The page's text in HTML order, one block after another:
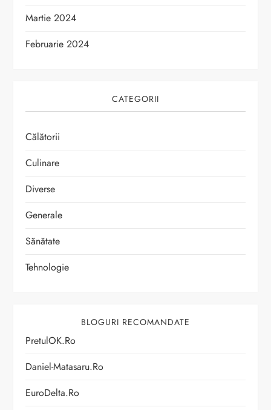
Martie 2024
Februarie 2024
CATEGORII
Călătorii
Culinare
Diverse
Generale
Sănătate
Tehnologie
BLOGURI RECOMANDATE
PretulOK.ro
Daniel-Matasaru.ro
EuroDelta.ro